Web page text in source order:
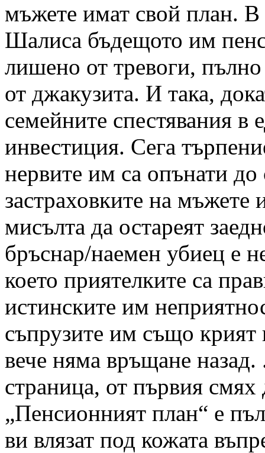
мъжете имат свой план.
Шалиса бъдещото им
лишено от тревоги,
от джакузита. И така,
семейните спестявания в
инвестиция. Сега
нервите им са опънати до
застраховките на
мисълта да остареят
бръснар/наемен убиец е
което приятелките са
истинските им
съпрузите им също крият
вече няма връщане
страница, от първия
„Пенсионният план“ е
ви влязат под кожата